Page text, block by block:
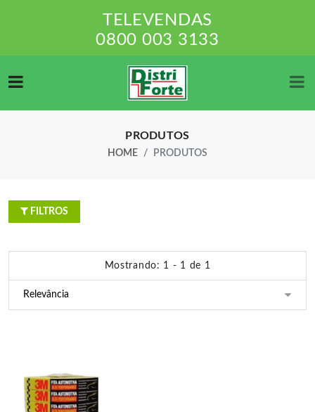
TELEVENDAS
0800 003 3133
PRODUTOS
HOME PRODUTOS
FILTROS
Mostrando: 1 - 1 de 1